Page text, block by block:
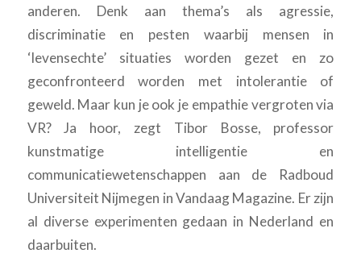
anderen. Denk aan thema’s als agressie,
discriminatie en pesten waarbij mensen in
‘levensechte’ situaties worden gezet en zo
geconfronteerd worden met intolerantie of
geweld. Maar kun je ook je empathie vergroten via
VR? Ja hoor, zegt Tibor Bosse, professor
kunstmatige intelligentie en
communicatiewetenschappen aan de Radboud
Universiteit Nijmegen in Vandaag Magazine. Er zijn
al diverse experimenten gedaan in Nederland en
daarbuiten.